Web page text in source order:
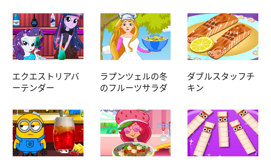
エクエストリアバ
ーテンダー
ラプンツェルの冬
のフルーツサラダ
ダブルスタッフチ
キン